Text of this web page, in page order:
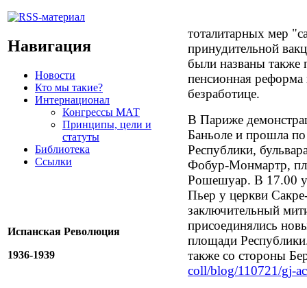
Навигация
Новости
Кто мы такие?
Интернационал
Конгрессы МАТ
Принципы, цели и
статуты
Библиотека
Ссылки
Испанская Революция
1936-1939
тоталитарных мер
принудительной
были названы также
пенсионная
безработице.
В Париже
Баньоле и прошла
Республики,
Фобур-Монмартр,
Рошешуар. В 17.00
Пьер у церкви
заключительный
присоединялись
площади
также со стороны
coll/blog/110721/gj-